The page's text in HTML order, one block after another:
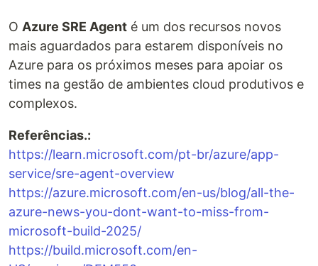
O Azure SRE Agent é um dos recursos novos
mais aguardados para estarem disponíveis no
Azure para os próximos meses para apoiar os
times na gestão de ambientes cloud produtivos e
complexos.
Referências.:
https://learn.microsoft.com/pt-br/azure/app-
service/sre-agent-overview
https://azure.microsoft.com/en-us/blog/all-the-
azure-news-you-dont-want-to-miss-from-
microsoft-build-2025/
https://build.microsoft.com/en-